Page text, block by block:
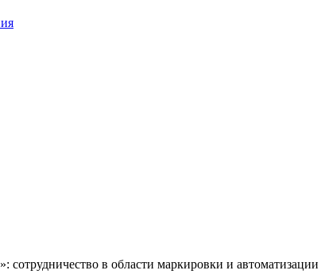
в области маркировки и автоматизации